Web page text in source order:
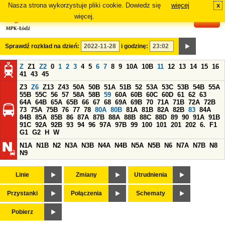
Nasza strona wykorzystuje pliki cookie. Dowiedz się
więcej.
więcej x
Sprawdź rozkład na dzień: i godzinę:
Z Z1 Z2 0 1 2 3 4 5 6 7 8 9 10A 10B 11 12 13 14 15 16
41 43 45
Z3 Z6 Z13 Z43 50A 50B 51A 51B 52 53A 53C 53B 54B 55A
55B 55C 56 57 58A 58B 59 60A 60B 60C 60D 61 62 63
64A 64B 65A 65B 66 67 68 69A 69B 70 71A 71B 72A 72B
73 75A 75B 76 77 78 80A 80B 81A 81B 82A 82B 83 84A
84B 85A 85B 86 87A 87B 88A 88B 88C 88D 89 90 91A 91B
91C 92A 92B 93 94 96 97A 97B 99 100 101 201 202 6.
F1
G1 G2 H
W
N1A
N1B N2 N3A N3B N4A N4B N5A N5B N6 N7A N7B
N8
N9
Linie Zmiany Utrudnienia
Przystanki Połączenia Schematy
Pobierz